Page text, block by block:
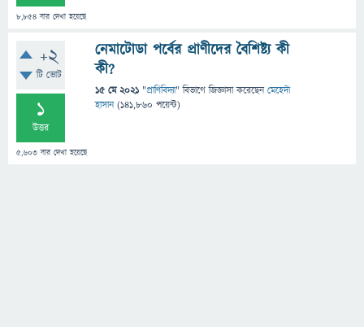
8,854 বার দেখা হয়েছে
+2
টি ভোট
1
উত্তর
5,603 বার দেখা হয়েছে
নেমাটোডা পর্বের প্রাণীদের বৈশিষ্ট্য কী
কী?
15 মে 2021 "প্রাণিবিদ্যা" বিভাগে জিজ্ঞাসাকরেছেনমেহেদী
হাসান (141,860 পয়েন্ট)